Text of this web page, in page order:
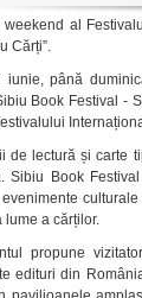
weekend al
Cărți”.
iunie, până
Book Festival -
de lectură și carte
Sibiu Book
lume a cărților.
propune
edituri din